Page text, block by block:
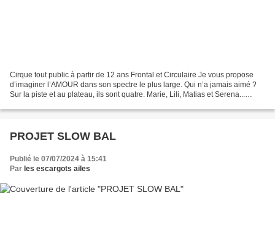
Cirque tout public à partir de 12 ans Frontal et Circulaire Je vous propose
d’imaginer l’AMOUR dans son spectre le plus large. Qui n’a jamais aimé ?
Sur la piste et au plateau, ils sont quatre. Marie, Lili, Matias et Serena...
PROJET SLOW BAL
Publié le 07/07/2024 à 15:41
Par les escargots ailes